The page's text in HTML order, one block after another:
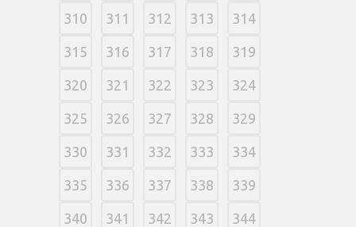
310 311 312 313 314
315 316 317 318 319
320 321 322 323 324
325 326 327 328 329
330 331 332 333 334
335 336 337 338 339
340 341 342 343 344